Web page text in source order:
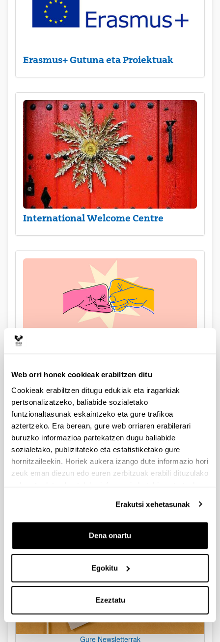
Web orri honek cookieak erabiltzen ditu
Cookieak erabiltzen ditugu edukiak eta iragarkiak
pertsonalizatzeko, baliabide sozialetako
funtzionaltasunak eskaintzeko eta gure trafikoa
aztertzeko. Era berean, gure web orriaren erabilerari
buruzko informazioa partekatzen dugu baliabide
sozialetako, publizitateko eta estatistiketako gure
hornitzaileekin. Horiek aukera izango dute informazio hori
zeuk eman diezun edo euren zerbitzuak erabili dituzulako
eskuratu duten bestelako informazio batekin uztartzeko.
Erakutsi xehetasunak
Dena onartu
Egokitu
Ezeztatu
Erasmus+ Gutuna eta Proiektuak
International Welcome Centre
Nazioarteko Sakontze Aipamena
Gure Newsletterrak